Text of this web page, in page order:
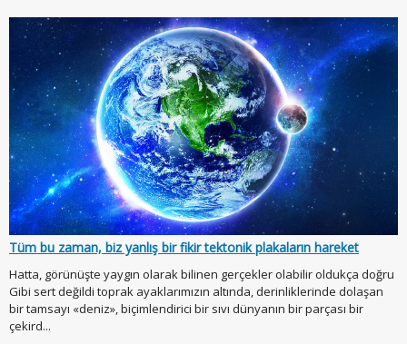
Tüm bu zaman, biz yanlış bir fikir tektonik plakaların hareket
Hatta, görünüşte yaygın olarak bilinen gerçekler olabilir oldukça doğru
Gibi sert değildi toprak ayaklarımızın altında, derinliklerinde dolaşan
bir tamsayı «deniz», biçimlendirici bir sıvı dünyanın bir parçası bir
çekird...